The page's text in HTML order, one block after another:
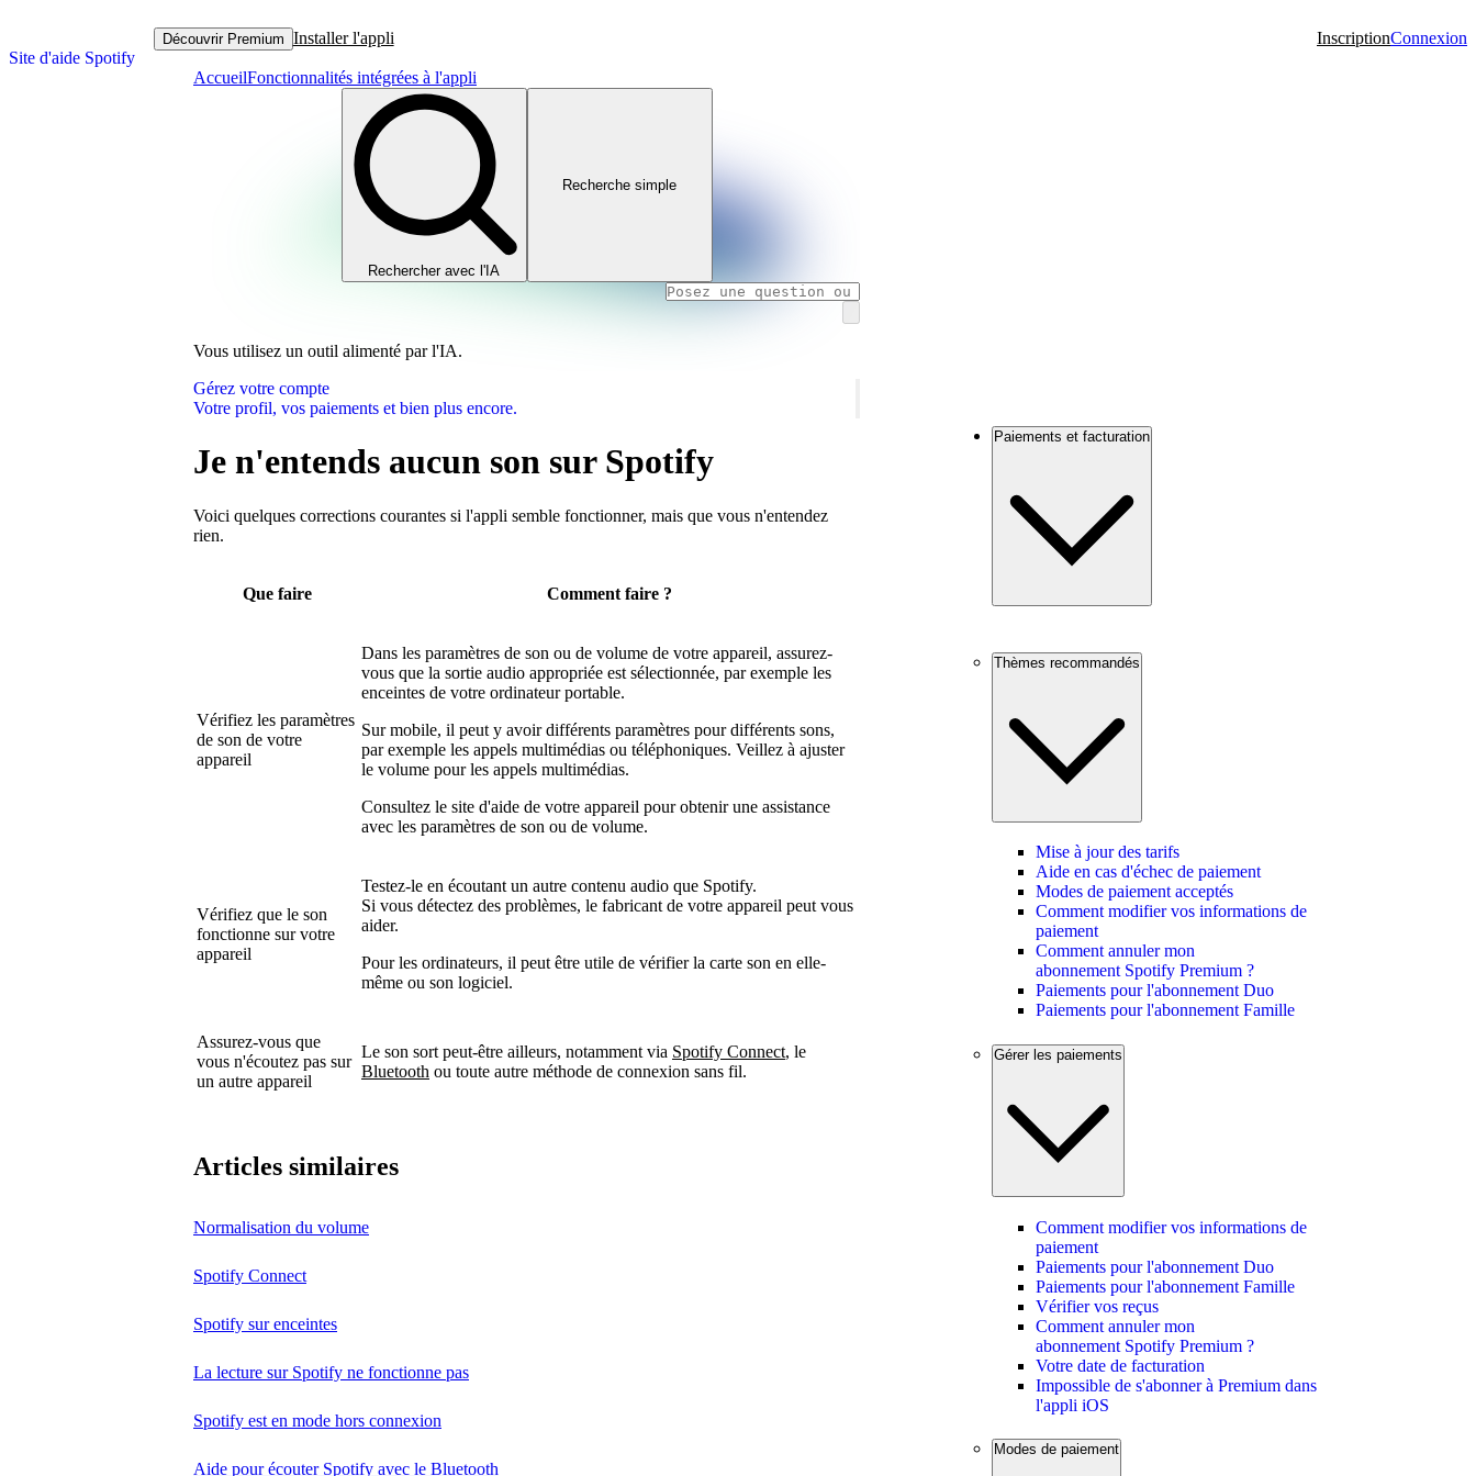
Site d'aide Spotify
Découvrir Premium Installer l'appli InscriptionConnexion
AccueilFonctionnalités intégrées à l'appli
Rechercher avec l'IA
Recherche simple
Vous utilisez un outil alimenté par l'IA.
Gérez votre compte
Votre profil, vos paiements et bien plus encore.
Je n'entends aucun son sur Spotify
Voici quelques corrections courantes si l'appli semble fonctionner, mais que vous n'entendez
rien.
Que faire Comment faire ?
Vérifiez les paramètres
de son de votre
appareil
Dans les paramètres de son ou de volume de votre appareil, assurez-
vous que la sortie audio appropriée est sélectionnée, par exemple les
enceintes de votre ordinateur portable.
Sur mobile, il peut y avoir différents paramètres pour différents sons,
par exemple les appels multimédias ou téléphoniques. Veillez à ajuster
le volume pour les appels multimédias.
Consultez le site d'aide de votre appareil pour obtenir une assistance
avec les paramètres de son ou de volume.
Vérifiez que le son
fonctionne sur votre
appareil
Testez-le en écoutant un autre contenu audio que Spotify.
Si vous détectez des problèmes, le fabricant de votre appareil peut vous
aider.
Pour les ordinateurs, il peut être utile de vérifier la carte son en elle-
même ou son logiciel.
Assurez-vous que
vous n'écoutez pas sur
un autre appareil
Le son sort peut-être ailleurs, notamment via Spotify Connect, le
Bluetooth ou toute autre méthode de connexion sans fil.
Articles similaires
Normalisation du volume
Spotify Connect
Spotify sur enceintes
La lecture sur Spotify ne fonctionne pas
Spotify est en mode hors connexion
Aide pour écouter Spotify avec le Bluetooth
Paiements et facturation
Thèmes recommandés
Mise à jour des tarifs
Aide en cas d'échec de paiement
Modes de paiement acceptés
Comment modifier vos informations de
paiement
Comment annuler mon
abonnement Spotify Premium ?
Paiements pour l'abonnement Duo
Paiements pour l'abonnement Famille
Gérer les paiements
Comment modifier vos informations de
paiement
Paiements pour l'abonnement Duo
Paiements pour l'abonnement Famille
Vérifier vos reçus
Comment annuler mon
abonnement Spotify Premium ?
Votre date de facturation
Impossible de s'abonner à Premium dans
l'appli iOS
Modes de paiement